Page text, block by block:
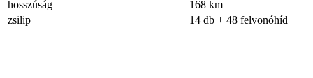
hosszúság
168 km
zsilip
14 db + 48 felvonóhíd